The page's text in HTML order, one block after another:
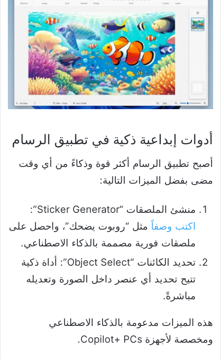
أدوات إبداعية ذكية في تطبيق الرسام
أصبح تطبيق الرسام أكثر قوة وذكاءً من أي وقت
مضى بفضل الميزات التالية:
منشئ الملصقات “Sticker Generator”:
اكتب وصفاً مثل “روبوت يضحك”، واحصل على
ملصقات فورية مصممة بالذكاء الاصطناعي.
تحديد الكائنات “Object Select”: أداة ذكية
تتيح تحديد أي عنصر داخل الصورة وتعديله
مباشرةً.
هذه الميزات مدعومة بالذكاء الاصطناعي
ومخصصة لأجهزة Copilot+ PCs.